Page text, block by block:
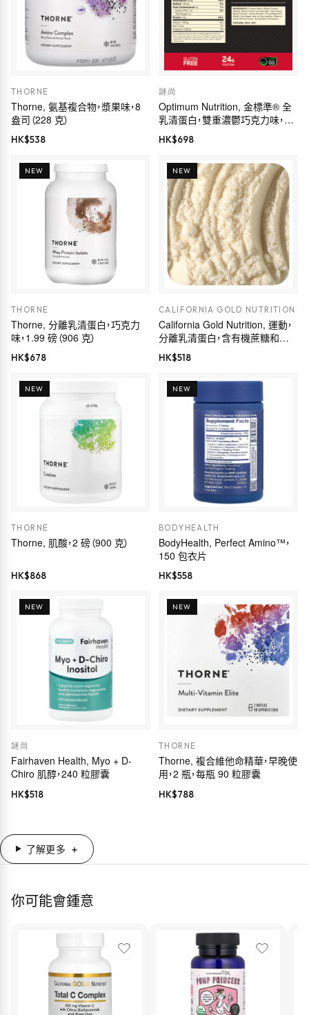
THORNE
Thorne, 氨基複合物，漿果味，8
盎司（228 克）
HK$538
謎尚
Optimum Nutrition, 金標準® 全
乳清蛋白，雙重濃鬱巧克力味，
1.98 磅（899 克）
HK$698
NEW
THORNE
Thorne, 分離乳清蛋白，巧克力
味，1.99 磅（906 克）
HK$678
NEW
CALIFORNIA GOLD NUTRITION
California Gold Nutrition, 運動，
分離乳清蛋白，含有機蔗糖和葵
花籽卵磷脂，濃鬱香草味，2 磅
（907 克）
HK$518
NEW
THORNE
Thorne, 肌酸，2 磅（900 克）
HK$868
NEW
BODYHEALTH
BodyHealth, Perfect Amino™，
150 包衣片
HK$558
NEW
謎尚
Fairhaven Health, Myo + D-
Chiro 肌醇，240 粒膠囊
HK$518
NEW
THORNE
Thorne, 複合維他命精華，早晚使
用，2 瓶，每瓶 90 粒膠囊
HK$788
了解更多
你可能會鍾意